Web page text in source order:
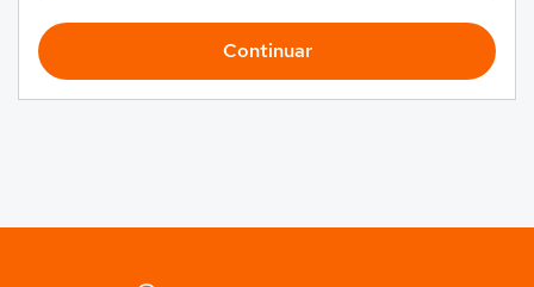
Continuar